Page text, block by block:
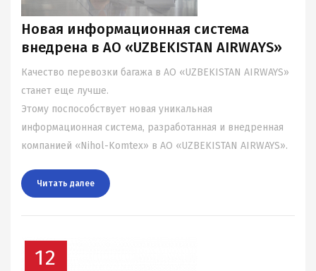
Новая информационная система
внедрена в АО «UZBEKISTAN AIRWAYS»
Качество перевозки багажа в АО «UZBEKISTAN AIRWAYS»
станет еще лучше.
Этому поспособствует новая уникальная
информационная система, разработанная и внедренная
компанией «Nihol-Komtex» в АО «UZBEKISTAN AIRWAYS».
Читать далee
12